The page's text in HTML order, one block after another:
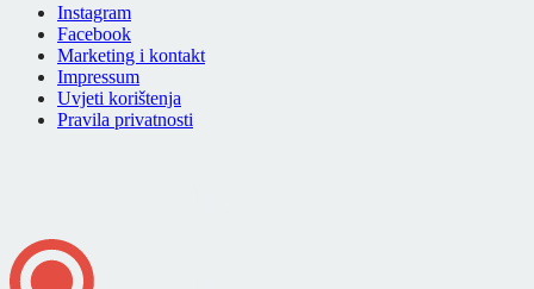
Instagram
Facebook
Marketing i kontakt
Impressum
Uvjeti korištenja
Pravila privatnosti